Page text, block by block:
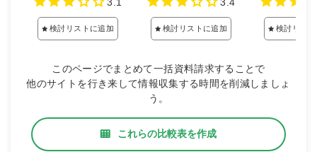
検討リストに追加 検討リストに追加 検討リス
このページでまとめて一括資料請求することで
他のサイトを行き来して情報収集する時間を削減しましょ
う。
これらの比較表を作成